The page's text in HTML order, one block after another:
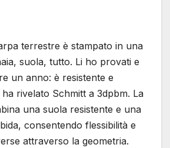
terrestre è stampato in una
suola, tutto. Li ho provati e
un anno: è resistente e
rivelato Schmitt a 3dpbm. La
una suola resistente e una
consentendo flessibilità e
attraverso la geometria.